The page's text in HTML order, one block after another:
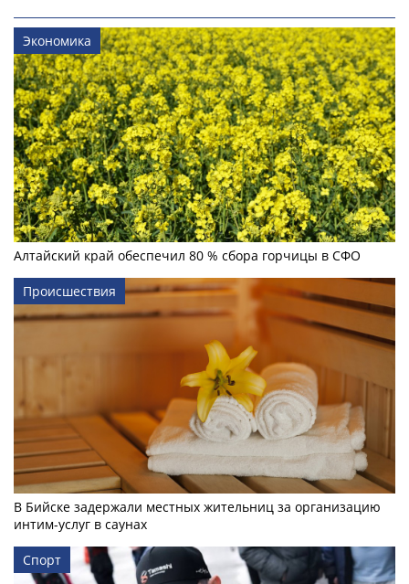
Экономика
Алтайский край обеспечил 80 % сбора горчицы в СФО
Происшествия
В Бийске задержали местных жительниц за организацию
интим-услуг в саунах
Спорт